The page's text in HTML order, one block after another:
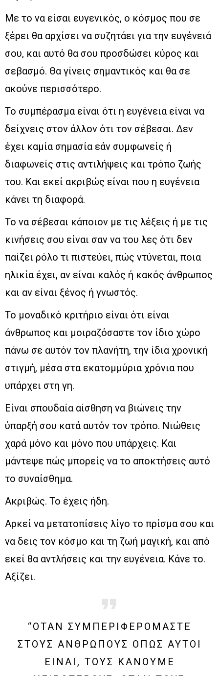
Με το να είσαι ευγενικός, ο κόσμος που σε
ξέρει θα αρχίσει να συζητάει για την ευγένειά
σου, και αυτό θα σου προσδώσει κύρος και
σεβασμό. Θα γίνεις σημαντικός και θα σε
ακούνε περισσότερο.
Το συμπέρασμα είναι ότι η ευγένεια είναι να
δείχνεις στον άλλον ότι τον σέβεσαι. Δεν
έχει καμία σημασία εάν συμφωνείς ή
διαφωνείς στις αντιλήψεις και τρόπο ζωής
του. Και εκεί ακριβώς είναι που η ευγένεια
κάνει τη διαφορά.
Το να σέβεσαι κάποιον με τις λέξεις ή με τις
κινήσεις σου είναι σαν να του λες ότι δεν
παίζει ρόλο τι πιστεύει, πώς ντύνεται, ποια
ηλικία έχει, αν είναι καλός ή κακός άνθρωπος
και αν είναι ξένος ή γνωστός.
Το μοναδικό κριτήριο είναι ότι είναι
άνθρωπος και μοιραζόσαστε τον ίδιο χώρο
πάνω σε αυτόν τον πλανήτη, την ίδια χρονική
στιγμή, μέσα στα εκατομμύρια χρόνια που
υπάρχει στη γη.
Είναι σπουδαία αίσθηση να βιώνεις την
ύπαρξή σου κατά αυτόν τον τρόπο. Νιώθεις
χαρά μόνο και μόνο που υπάρχεις. Και
μάντεψε πώς μπορείς να το αποκτήσεις αυτό
το συναίσθημα.
Ακριβώς. Το έχεις ήδη.
Αρκεί να μετατοπίσεις λίγο το πρίσμα σου και
να δεις τον κόσμο και τη ζωή μαγική, και από
εκεί θα αντλήσεις και την ευγένεια. Κάνε το.
Αξίζει.
“ΌΤΑΝ ΣΥΜΠΕΡΙΦΕΡΌΜΑΣΤΕ
ΣΤΟΥΣ ΑΝΘΡΏΠΟΥΣ ΌΠΩΣ ΑΥΤΟΊ
ΕΊΝΑΙ, ΤΟΥΣ ΚΆΝΟΥΜΕ